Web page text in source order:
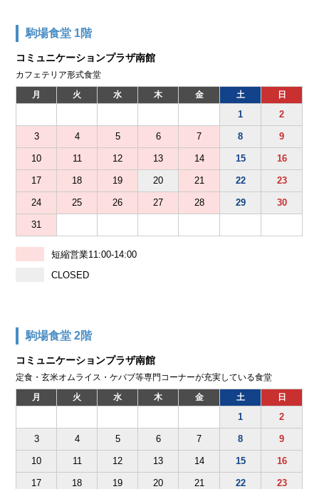
駒場食堂 1階
コミュニケーションプラザ南館
カフェテリア形式食堂
月 火 水 木 金 土 日
1 2
3 4 5 6 7 8 9
10 11 12 13 14 15 16
17 18 19 20 21 22 23
24 25 26 27 28 29 30
31
短縮営業11:00-14:00
CLOSED
駒場食堂 2階
コミュニケーションプラザ南館
定食・玄米オムライス・ケバブ等専門コーナーが充実している食堂
月 火 水 木 金 土 日
1 2
3 4 5 6 7 8 9
10 11 12 13 14 15 16
17 18 19 20 21 22 23